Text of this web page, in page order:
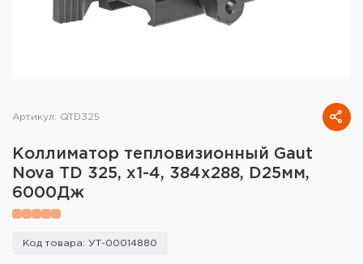
Пневматика
Кобуры и системы ношения
снаряжения
Артикул: QTD325
Коллиматор тепловизионный Gaut
Nova TD 325, x1-4, 384х288, D25мм,
6000Дж
Код товара: УТ-00014880